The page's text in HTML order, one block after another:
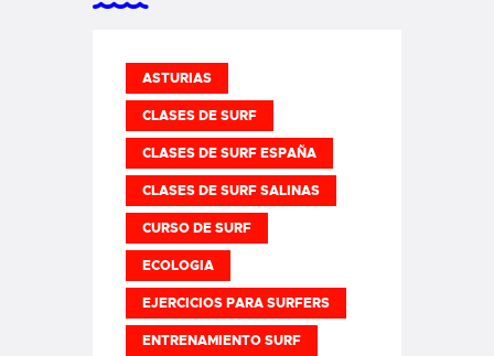
ASTURIAS
CLASES DE SURF
CLASES DE SURF ESPAÑA
CLASES DE SURF SALINAS
CURSO DE SURF
ECOLOGIA
EJERCICIOS PARA SURFERS
ENTRENAMIENTO SURF